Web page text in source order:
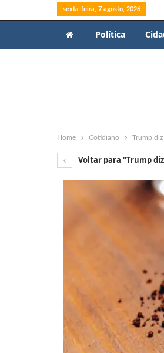
sexta-feira, 7 agosto, 2026
Política
Home Cotidiano Trump
Voltar para "Trump